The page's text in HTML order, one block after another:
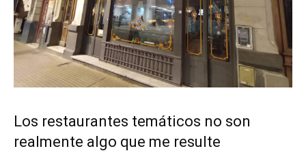
Los restaurantes temáticos no son
realmente algo que me resulte